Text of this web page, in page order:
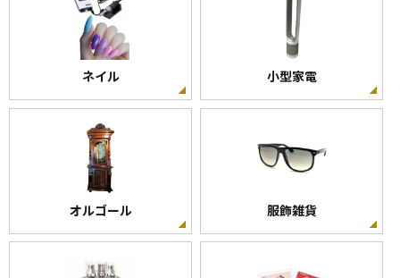
ネイル 小型家電
オルゴール 服飾雑貨